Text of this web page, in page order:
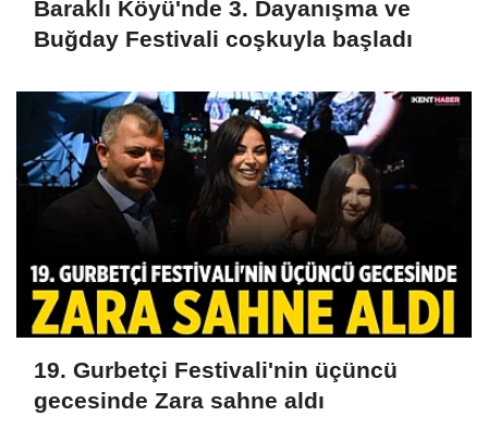
Baraklı Köyü'nde 3. Dayanışma ve
Buğday Festivali coşkuyla başladı
19. Gurbetçi Festivali'nin üçüncü
gecesinde Zara sahne aldı